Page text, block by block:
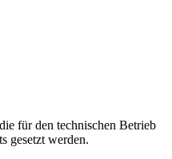
für den technischen Betrieb
gesetzt werden.